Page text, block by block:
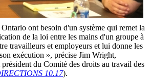
ont besoin d'un système qui remet la
de la loi entre les mains d'un groupe à
travailleurs et employeurs et lui donne les
exécution », précise Jim Wright,
du Comité des droits au travail des
10.17).